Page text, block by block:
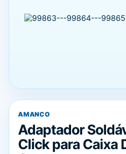
AMANCO
Adaptador
Click para Caixa